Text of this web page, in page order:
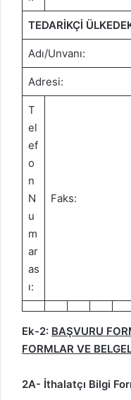
TEDARİKÇİ
Adı/Unvanı:
Adresi:
T
el
ef
o
n
N
u
m
ar
as
ı:
Faks:
Ek-2: BAŞVURU
FORMLAR VE
2A- İthalatçı Bilgi